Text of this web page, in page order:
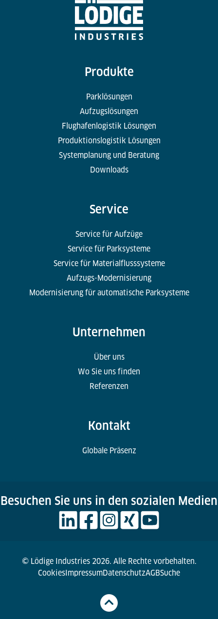
Produkte
Parklösungen
Aufzugslösungen
Flughafenlogistik Lösungen
Produktionslogistik Lösungen
Systemplanung und Beratung
Downloads
Service
Service für Aufzüge
Service für Parksysteme
Service für Materialflusssysteme
Aufzugs-Modernisierung
Modernisierung für automatische Parksysteme
Unternehmen
Über uns
Wo Sie uns finden
Referenzen
Kontakt
Globale Präsenz
Besuchen Sie uns in den sozialen Medien
© Lödige Industries 2026. Alle Rechte vorbehalten.
CookiesImpressumDatenschutzAGBSuche